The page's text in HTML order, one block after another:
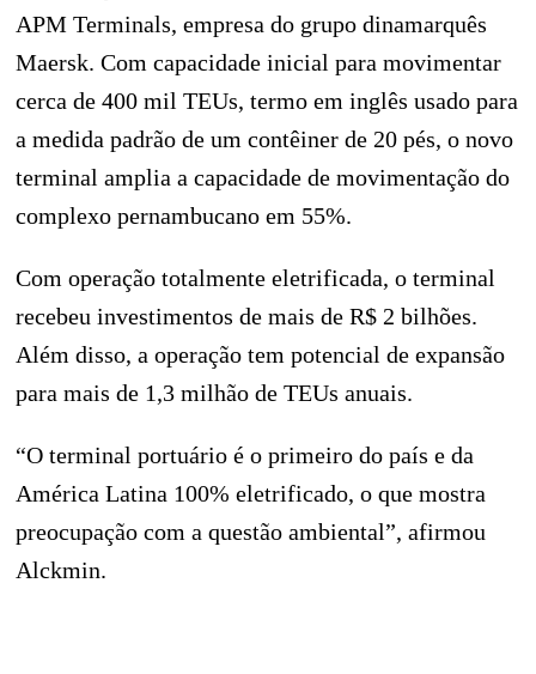
APM Terminals, empresa do grupo dinamarquês
Maersk. Com capacidade inicial para movimentar
cerca de 400 mil TEUs, termo em inglês usado para
a medida padrão de um contêiner de 20 pés, o novo
terminal amplia a capacidade de movimentação do
complexo pernambucano em 55%.
Com operação totalmente eletrificada, o terminal
recebeu investimentos de mais de R$ 2 bilhões.
Além disso, a operação tem potencial de expansão
para mais de 1,3 milhão de TEUs anuais.
“O terminal portuário é o primeiro do país e da
América Latina 100% eletrificado, o que mostra
preocupação com a questão ambiental”, afirmou
Alckmin.